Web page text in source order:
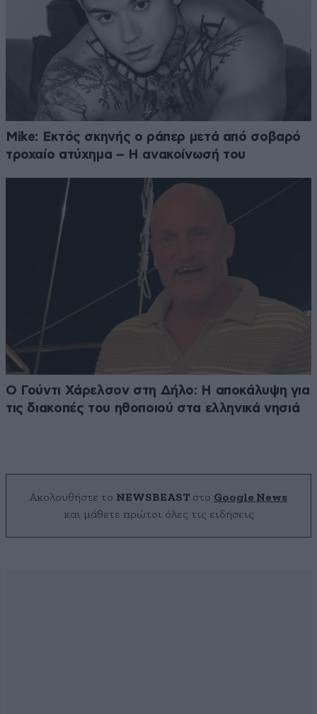
Mike: Εκτός σκηνής ο ράπερ μετά από σοβαρό
τροχαίο ατύχημα – Η ανακοίνωσή του
Ο Γούντι Χάρελσον στη Δήλο: Η αποκάλυψη για
τις διακοπές του ηθοποιού στα ελληνικά νησιά
Ακολουθήστε το NEWSBEAST στο Google News
και μάθετε πρώτοι όλες τις ειδήσεις